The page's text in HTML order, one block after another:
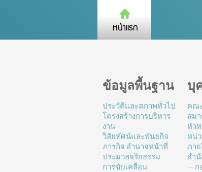
ข้อมูลพื้นฐาน
ประวัติและสภาพทั่วไป
โครงสร้างการบริหาร
งาน
วิสัยทัศน์และพันธกิจ
ภารกิจ อำนาจหน้าที่
ประมวลจริยธรรม
การขับเคลื่อน
บุ
คณ
สม
หัว
หน่
ภา
สำ
---ก